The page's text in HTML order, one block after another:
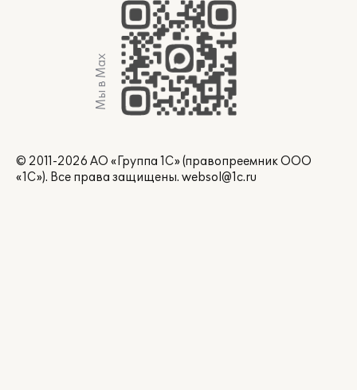
Мы в Max
© 2011-2026 АО «Группа 1С» (правопреемник ООО
«1С»). Все права защищены. websol@1c.ru